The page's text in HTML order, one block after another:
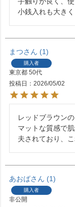
小銭入れも大き
まつ 1
購入者
東京都 50代
投稿日
2026/05/02
レッドブラウン
マットな質感で
夫されており、
あおば 1
購入者
非公開